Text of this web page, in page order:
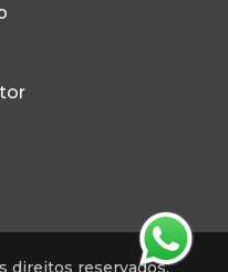
direitos reservados.